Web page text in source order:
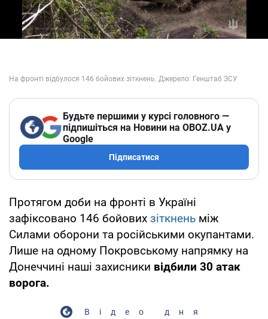
Будьте першими у курсі головного —
підпишіться на Новини на OBOZ.UA у
Google
Підписатися
Протягом доби на фронті в Україні
зафіксовано 146 бойових зіткнень між
Силами оборони та російськими окупантами.
Лише на одному Покровському напрямку на
Донеччині наші захисники відбили 30 атак
ворога.
Відео дня